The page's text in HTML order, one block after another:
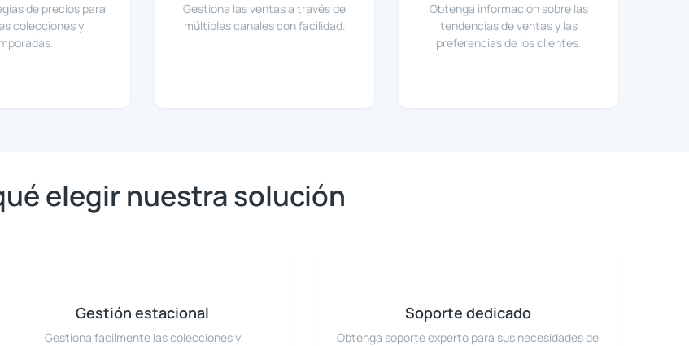
de precios para
colecciones y
Gestiona las ventas a través de
múltiples canales con facilidad.
Obtenga información sobre las
tendencias de ventas y las
preferencias de los clientes.
elegir nuestra solución
Gestión estacional
Gestiona fácilmente las colecciones y
Soporte dedicado
Obtenga soporte experto para sus necesidades de